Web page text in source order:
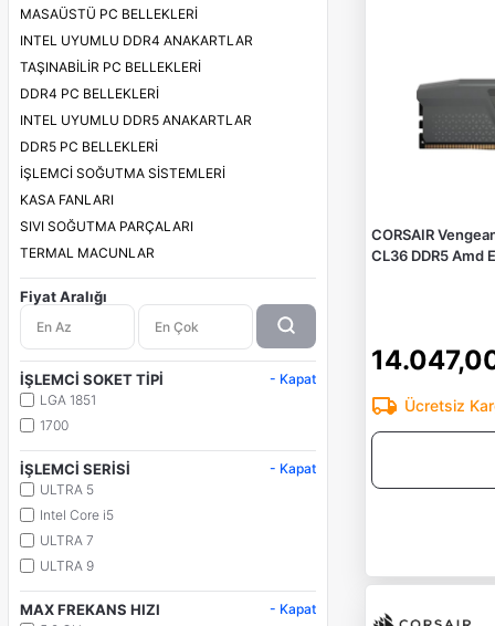
MASAÜSTÜ PC BELLEKLERİ
INTEL UYUMLU DDR4 ANAKARTLAR
TAŞINABİLİR PC BELLEKLERİ
DDR4 PC BELLEKLERİ
INTEL UYUMLU DDR5 ANAKARTLAR
DDR5 PC BELLEKLERİ
İŞLEMCİ SOĞUTMA SİSTEMLERİ
KASA FANLARI
SIVI SOĞUTMA PARÇALARI
TERMAL MACUNLAR
Fiyat Aralığı
İŞLEMCİ SOKET TİPİ
- Kapat
LGA 1851
1700
İŞLEMCİ SERİSİ
- Kapat
ULTRA 5
Intel Core i5
ULTRA 7
ULTRA 9
MAX FREKANS HIZI
- Kapat
CORSAIR
CL36 DDR5 Amd
Ücretsiz